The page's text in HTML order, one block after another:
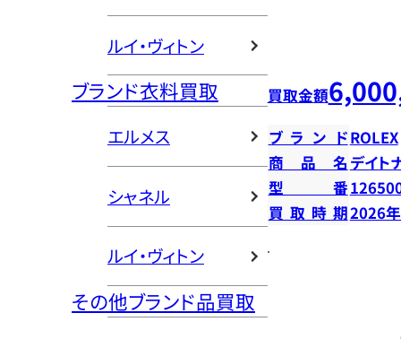
ルイ・ヴィトン
ブランド衣料買取
エルメス
シャネル
ルイ・ヴィトン
その他ブランド品買取
買取金額
ブランドROLEX
商品名 デイ
型番
買取時期2026